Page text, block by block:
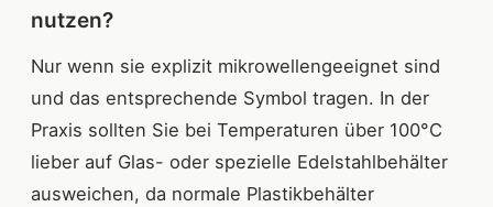
nutzen?
Nur wenn sie explizit mikrowellengeeignet sind
und das entsprechende Symbol tragen. In der
Praxis sollten Sie bei Temperaturen über 100°C
lieber auf Glas- oder spezielle Edelstahlbehälter
ausweichen, da normale Plastikbehälter